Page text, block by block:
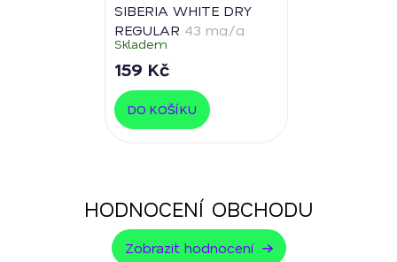
SIBERIA WHITE DRY
REGULAR 43 mg/g
Skladem
159 Kč
DO KOŠÍKU
HODNOCENÍ OBCHODU
Zobrazit hodnocení